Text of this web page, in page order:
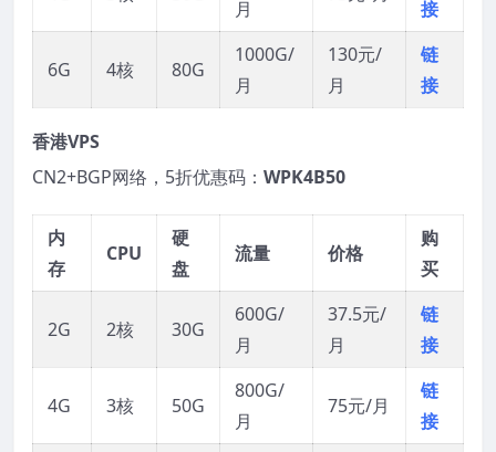
月
接
6G 4核 80G
1000G/
月
130元/
月
链
接
香港VPS
CN2+BGP网络，5折优惠码： WPK4B50
内
存
CPU
硬
盘
流量 价格
购
买
2G 2核 30G
600G/
月
37.5元/
月
链
接
4G 3核 50G
800G/
月
75元/月
链
接